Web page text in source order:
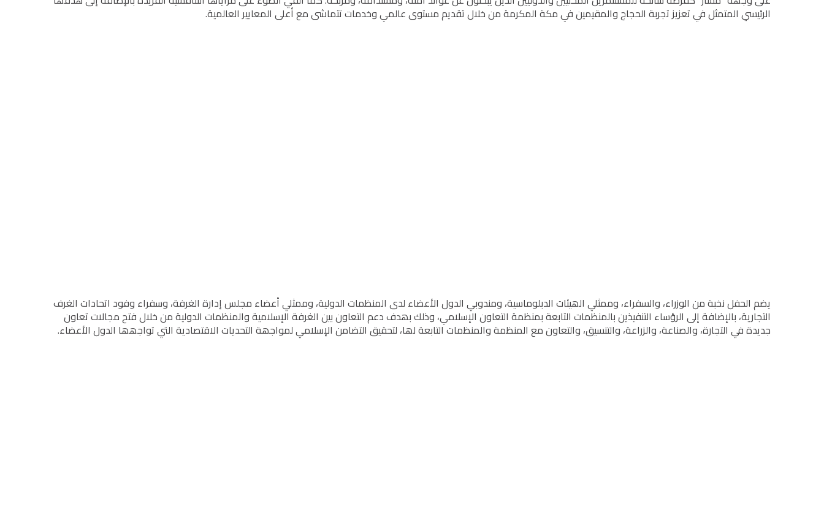
الرئیسي المتمثل في تعزیز تجربة الحجاج والمقیمین في مكة المكرمة من خلال تقدیم مستوى عالمي وخدمات تتماشى مع أعلى المعاییر العالمیة.
یضم الحفل نخبة من الوزراء، والسفراء، وممثلي الھیئات الدبلوماسیة، ومندوبي الدول الأعضاء لدى المنظمات الدولیة، وممثلي أعضاء مجلس إدارة الغرفة، وسفراء وفود اتحادات الغرف
التجارية، بالإضافة إلى الرؤساء التنفیذین بالمنظمات التابعة بمنظمة التعاون الإسلامي، وذلك بھدف دعم التعاون بین الغرفة الإسلامیة والمنظمات الدولیة من خلال فتح مجالات تعاون
جدیدة في التجارة، والصناعة، والزراعة، والتنسیق، والتعاون مع المنظمة والمنظمات التابعة لھا، لتحقيق التضامن الإسلامي لمواجھة التحدیات الاقتصادیة التي تواجھھا الدول الأعضاء.